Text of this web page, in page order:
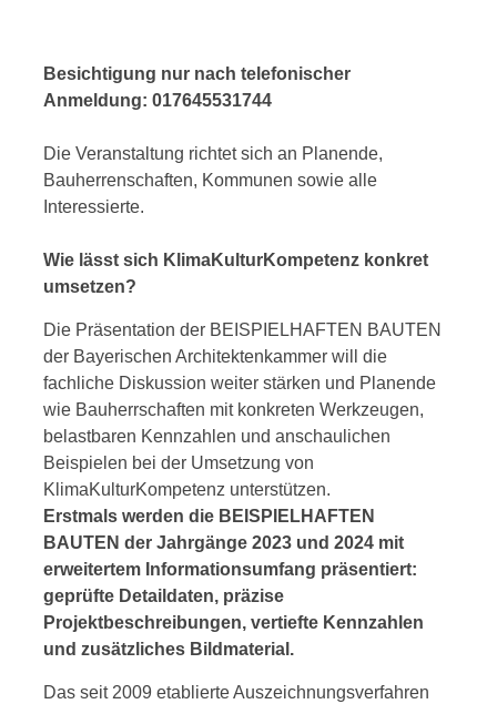
Besichtigung nur nach telefonischer
Anmeldung: 017645531744
Die Veranstaltung richtet sich an Planende,
Bauherrenschaften, Kommunen sowie alle
Interessierte.
Wie lässt sich KlimaKulturKompetenz konkret
umsetzen?
Die Präsentation der BEISPIELHAFTEN BAUTEN
der Bayerischen Architektenkammer will die
fachliche Diskussion weiter stärken und Planende
wie Bauherrschaften mit konkreten Werkzeugen,
belastbaren Kennzahlen und anschaulichen
Beispielen bei der Umsetzung von
KlimaKulturKompetenz unterstützen.
Erstmals werden die BEISPIELHAFTEN
BAUTEN der Jahrgänge 2023 und 2024 mit
erweitertem Informationsumfang präsentiert:
geprüfte Detaildaten, präzise
Projektbeschreibungen, vertiefte Kennzahlen
und zusätzliches Bildmaterial.
Das seit 2009 etablierte Auszeichnungsverfahren